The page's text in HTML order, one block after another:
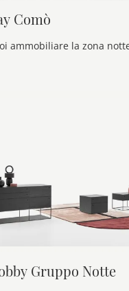
Comò
Gruppo Notte